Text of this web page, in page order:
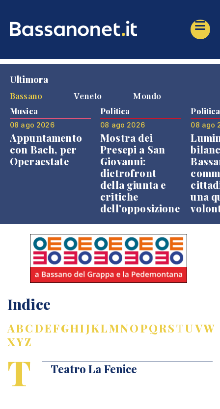
Ultimora
Bassano
Veneto Mondo
Musica
08 ago 2026
Appuntamento
con Bach, per
Operaestate
Politica
08 ago 2026
Mostra dei
Presepi a San
Giovanni:
dietrofront
della giunta e
critiche
dell'opposizione
Politica
08 ago
una
Indice
ABCDEFGHIJKLMNOPQRSTUVW
XYZ
T Teatro La Fenice